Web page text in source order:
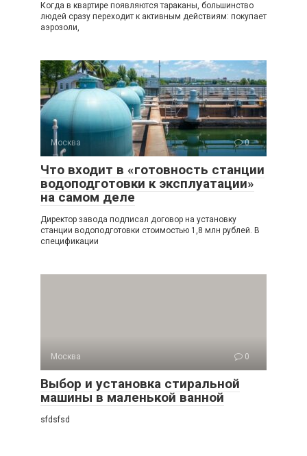
Когда в квартире появляются тараканы, большинство
людей сразу переходит к активным действиям: покупает
аэрозоли,
Москва 0
Что входит в «готовность станции
водоподготовки к эксплуатации»
на самом деле
Директор завода подписал договор на установку
станции водоподготовки стоимостью 1,8 млн рублей. В
спецификации
Москва 0
Выбор и установка стиральной
машины в маленькой ванной
sfdsfsd